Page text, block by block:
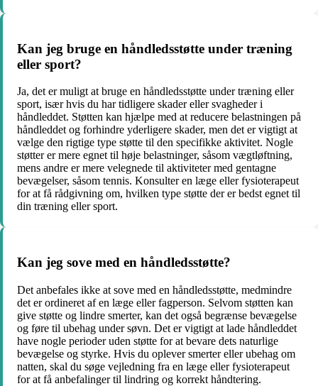
Kan jeg bruge en håndledsstøtte under træning
eller sport?
Ja, det er muligt at bruge en håndledsstøtte under træning eller
sport, især hvis du har tidligere skader eller svagheder i
håndleddet. Støtten kan hjælpe med at reducere belastningen på
håndleddet og forhindre yderligere skader, men det er vigtigt at
vælge den rigtige type støtte til den specifikke aktivitet. Nogle
støtter er mere egnet til høje belastninger, såsom vægtløftning,
mens andre er mere velegnede til aktiviteter med gentagne
bevægelser, såsom tennis. Konsulter en læge eller fysioterapeut
for at få rådgivning om, hvilken type støtte der er bedst egnet til
din træning eller sport.
Kan jeg sove med en håndledsstøtte?
Det anbefales ikke at sove med en håndledsstøtte, medmindre
det er ordineret af en læge eller fagperson. Selvom støtten kan
give støtte og lindre smerter, kan det også begrænse bevægelse
og føre til ubehag under søvn. Det er vigtigt at lade håndleddet
have nogle perioder uden støtte for at bevare dets naturlige
bevægelse og styrke. Hvis du oplever smerter eller ubehag om
natten, skal du søge vejledning fra en læge eller fysioterapeut
for at få anbefalinger til lindring og korrekt håndtering.